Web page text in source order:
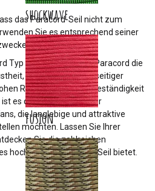
das Paracord-Seil nicht zum
Sie es entsprechend seiner
Typ 3 - 550 von Swiss-Paracord die
Flexibilität und vielseitiger
Reißfestigkeit, UV-Beständigkeit
es das perfekte Seil für
die langlebige und attraktive
möchten. Lassen Sie Ihrer
Sie die zahlreichen
hochwertige Paracord-Seil bietet.
shockwave
fusion